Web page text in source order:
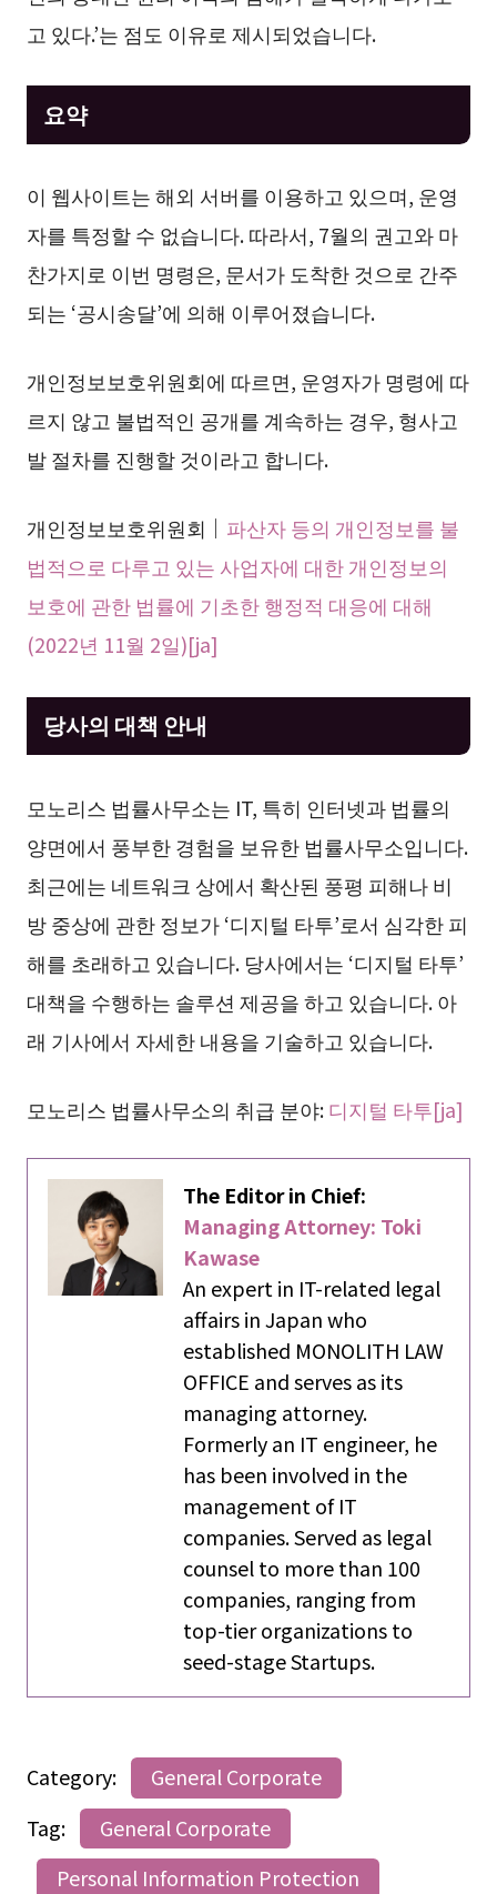
고 있다.’는 점도 이유로 제시되었습니다.
요약
이 웹사이트는 해외 서버를 이용하고 있으며, 운영
자를 특정할 수 없습니다. 따라서, 7월의 권고와 마
찬가지로 이번 명령은, 문서가 도착한 것으로 간주
되는 ‘공시송달’에 의해 이루어졌습니다.
개인정보보호위원회에 따르면, 운영자가 명령에 따
르지 않고 불법적인 공개를 계속하는 경우, 형사고
발 절차를 진행할 것이라고 합니다.
개인정보보호위원회｜ 파산자 등의 개인정보를 불
법적으로 다루고 있는 사업자에 대한 개인정보의
보호에 관한 법률에 기초한 행정적 대응에 대해
(2022년 11월 2일)[ja]
당사의 대책 안내
모노리스 법률사무소는 IT, 특히 인터넷과 법률의
양면에서 풍부한 경험을 보유한 법률사무소입니다.
최근에는 네트워크 상에서 확산된 풍평 피해나 비
방 중상에 관한 정보가 ‘디지털 타투’로서 심각한 피
해를 초래하고 있습니다. 당사에서는 ‘디지털 타투’
대책을 수행하는 솔루션 제공을 하고 있습니다. 아
래 기사에서 자세한 내용을 기술하고 있습니다.
모노리스 법률사무소의 취급 분야:디지털 타투[ja]
The Editor in Chief:
Managing Attorney: Toki
Kawase
An expert in IT-related legal
affairs in Japan who
established MONOLITH LAW
OFFICE and serves as its
managing attorney.
Formerly an IT engineer, he
has been involved in the
management of IT
companies. Served as legal
counsel to more than 100
companies, ranging from
top-tier organizations to
seed-stage Startups.
Category:
General Corporate
Tag:
General Corporate
Personal Information Protection